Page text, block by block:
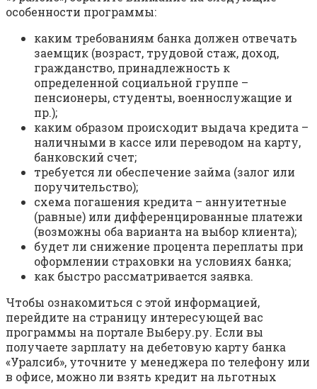
особенности программы:
каким требованиям банка должен отвечать
заемщик (возраст, трудовой стаж, доход,
гражданство, принадлежность к
определенной социальной группе –
пенсионеры, студенты, военнослужащие и
пр.);
каким образом происходит выдача кредита –
наличными в кассе или переводом на карту,
банковский счет;
требуется ли обеспечение займа (залог или
поручительство);
схема погашения кредита – аннуитетные
(равные) или дифференцированные платежи
(возможны оба варианта на выбор клиента);
будет ли снижение процента переплаты при
оформлении страховки на условиях банка;
как быстро рассматривается заявка.
Чтобы ознакомиться с этой информацией,
перейдите на страницу интересующей вас
программы на портале Выберу.ру. Если вы
получаете зарплату на дебетовую карту банка
«Уралсиб», уточните у менеджера по телефону или
в офисе, можно ли взять кредит на льготных